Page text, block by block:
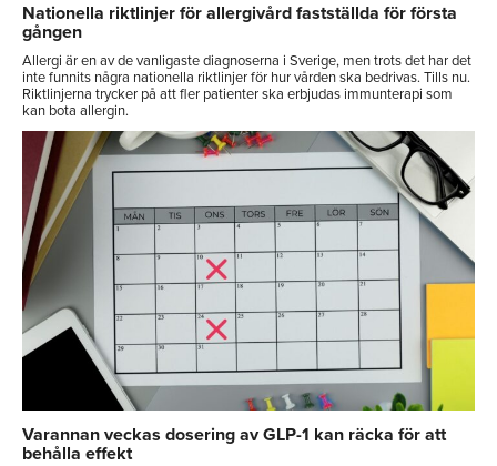
Nationella riktlinjer för allergivård fastställda för första
gången
Allergi är en av de vanligaste diagnoserna i Sverige, men trots det har det
inte funnits några nationella riktlinjer för hur vården ska bedrivas. Tills nu.
Riktlinjerna trycker på att fler patienter ska erbjudas immunterapi som
kan bota allergin.
Varannan veckas dosering av GLP-1 kan räcka för att
behålla effekt